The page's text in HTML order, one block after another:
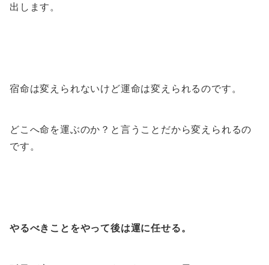
出します。
宿命は変えられないけど運命は変えられるのです。
どこへ命を運ぶのか？と言うことだから変えられるの
です。
やるべきことをやって後は運に任せる。